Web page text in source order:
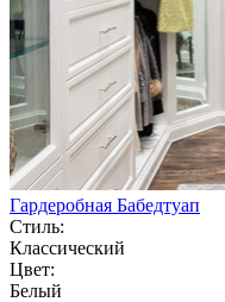
Гардеробная Бабедтуап
Стиль:
Классический
Цвет:
Белый